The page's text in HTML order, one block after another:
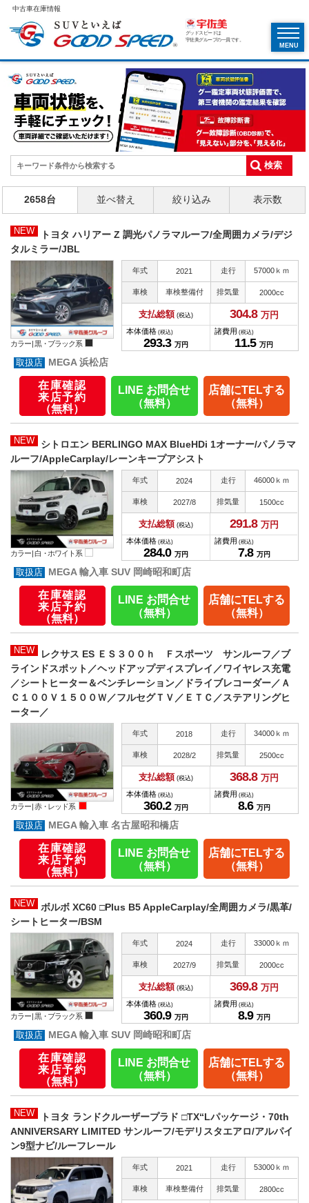
中古車在庫情報
グッドスピードは
宇佐美グループの一員です。
MENU
2658台 並べ替え 絞り込み 表示数
NEW
トヨタ ハリアー Z 調光パノラマルーフ/全周囲カメラ/デジ
タルミラー/JBL
カラー |黒・ブラック系
年式 2021 走行 57000ｋｍ
車検 車検整備付 排気量 2000cc
支払総額 (税込) 304.8 万円
本体価格 (税込)
293.3 万円
諸費用 (税込)
11.5 万円
MEGA 浜松店
在庫確認
来店予約
（無料）
LINE お問合せ
（無料）
店舗にTELする
（無料）
NEW
シトロエン BERLINGO MAX BlueHDi 1オーナー/パノラマ
ルーフ/AppleCarplay/レーンキープアシスト
カラー |白・ホワイト系
年式 2024 走行 46000ｋｍ
車検 2027/8 排気量 1500cc
支払総額 (税込) 291.8 万円
本体価格 (税込)
284.0 万円
諸費用 (税込)
7.8 万円
MEGA 輸入車 SUV 岡崎昭和町店
在庫確認
来店予約
（無料）
LINE お問合せ
（無料）
店舗にTELする
（無料）
NEW
レクサス ES ＥＳ３００ｈ Ｆスポーツ サンルーフ／ブ
ラインドスポット／ヘッドアップディスプレイ／ワイヤレス充電
／シートヒーター＆ベンチレーション／ドライブレコーダー／Ａ
Ｃ１００Ｖ１５００Ｗ／フルセグＴＶ／ＥＴＣ／ステアリングヒ
ーター／
カラー |赤・レッド系
年式 2018 走行 34000ｋｍ
車検 2028/2 排気量 2500cc
支払総額 (税込) 368.8 万円
本体価格 (税込)
360.2 万円
諸費用 (税込)
8.6 万円
MEGA 輸入車 名古屋昭和橋店
在庫確認
来店予約
（無料）
LINE お問合せ
（無料）
店舗にTELする
（無料）
NEW
ボルボ XC60 □Plus B5 AppleCarplay/全周囲カメラ/黒革/
シートヒーター/BSM
カラー |黒・ブラック系
年式 2024 走行 33000ｋｍ
車検 2027/9 排気量 2000cc
支払総額 (税込) 369.8 万円
本体価格 (税込)
360.9 万円
諸費用 (税込)
8.9 万円
MEGA 輸入車 SUV 岡崎昭和町店
在庫確認
来店予約
（無料）
LINE お問合せ
（無料）
店舗にTELする
（無料）
NEW
トヨタ ランドクルーザープラド □TX“Lパッケージ・70th
ANNIVERSARY LIMITED サンルーフ/モデリスタエアロ/アルパイ
ン9型ナビ/ルーフレール
年式 2021 走行 53000ｋｍ
車検 車検整備付 排気量 2800cc